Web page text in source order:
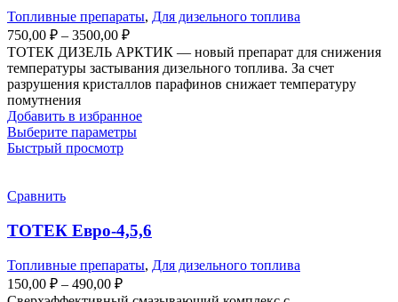
на
странице
Топливные препараты, Для дизельного топлива
750,00 ₽ – 3500,00 ₽Диапазон
цен:
750,00 ₽
–
ТОТЕК ДИЗЕЛЬ АРКТИК — новый препарат для снижения
температуры застывания дизельного топлива. За счет
разрушения кристаллов парафинов снижает температуру
помутнения
Добавить в избранное
Выберите параметрыЭтот
можно
выбрать
странице
Быстрый просмотр
Сравнить
ТОТЕК Евро-4,5,6
Топливные препараты, Для дизельного топлива
150,00 ₽ – 490,00 ₽Диапазон
цен: